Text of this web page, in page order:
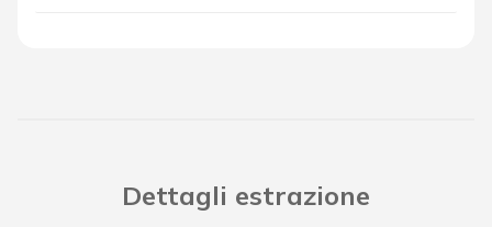
Dettagli estrazione